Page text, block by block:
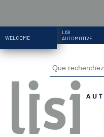
WELCOME
LISI
AUTOMOTIVE